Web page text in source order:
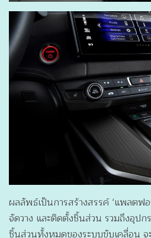
ผลลัพธ์เป็นการสร้างสรรค์ ‘แพลตฟ
จัดวาง และติดตั้งชิ้นส่วน รวมถึงอุปก
ชิ้นส่วนทั้งหมดของระบบขับเคลื่อน จ